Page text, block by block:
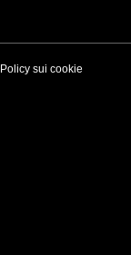
Policy sui cookie